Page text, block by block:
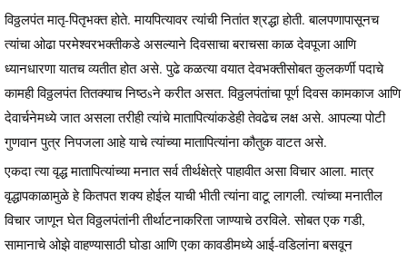
विठ्ठलपंत मातृ-पितृभक्त होते. मायपित्यावर त्यांची नितांत श्रद्धा होती. बालपणापासूनच
त्यांचा ओढा परमेश्वरभक्तीकडे असल्याने दिवसाचा बराचसा काळ देवपूजा आणि
ध्यानधारणा यातच व्यतीत होत असे. पुढे कळत्या वयात देवभक्तीसोबत कुलकर्णी पदाचे
कामही विठ्ठलपंत तितक्याच निष्ठsने करीत असत. विठ्ठलपंतांचा पूर्ण दिवस कामकाज आणि
देवार्चनेमध्ये जात असला तरीही त्यांचे मातापित्यांकडेही तेवढेच लक्ष असे. आपल्या पोटी
गुणवान पुत्र निपजला आहे याचे त्यांच्या मातापित्यांना कौतुक वाटत असे.
एकदा त्या वृद्ध मातापित्यांच्या मनात सर्व तीर्थक्षेत्रे पाहावीत असा विचार आला. मात्र
वृद्धापकाळामुळे हे कितपत शक्य होईल याची भीती त्यांना वाटू लागली. त्यांच्या मनातील
विचार जाणून घेत विठ्ठलपंतांनी तीर्थाटनाकरिता जाण्याचे ठरविले. सोबत एक गडी,
सामानाचे ओझे वाहण्यासाठी घोडा आणि एका कावडीमध्ये आई-वडिलांना बसवून